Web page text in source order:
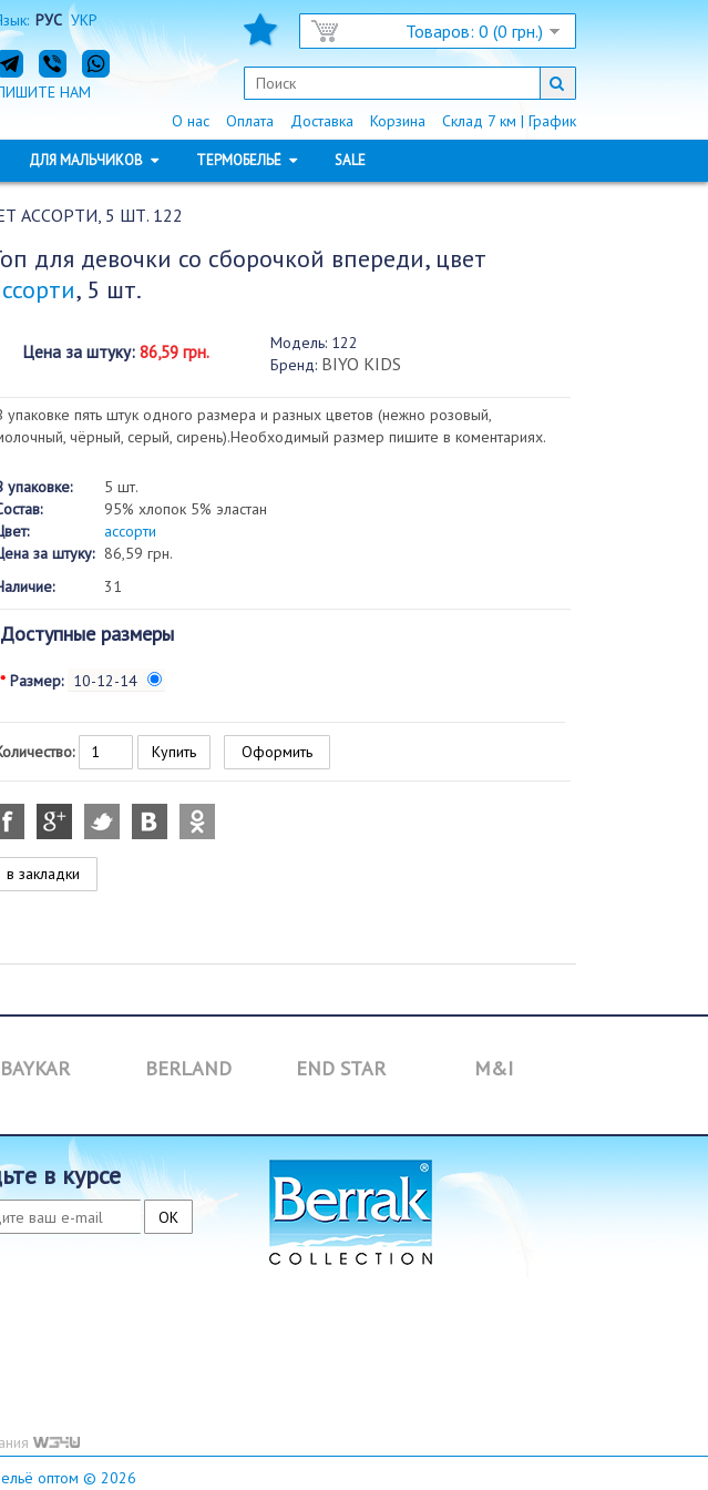
РУС УКР Товаров: 0 (0 грн.)
НАМ
Склад 7 км | График
Корзина
Доставка
Оплата
О нас
ДЛЯ МАЛЬЧИКОВ ТЕРМОБЕЛЬЁ SALE
АССОРТИ, 5 ШТ. 122
для девочки со сборочкой впереди, цвет
, 5 шт.
Цена за штуку: 86,59 грн. Модель:122
Бренд: BIYO KIDS
упаковке пять штук одного размера и разных цветов (нежно розовый,
чёрный, серый, сирень).Необходимый размер пишите в коментариях.
упаковке:
5 шт.
95% хлопок 5% эластан
ассорти
за штуку: 86,59 грн.
31
Доступные размеры
* Размер: 10-12-14
Оформить
в закладки
BAYKAR BERLAND END STAR M&I
в курсе
оптом © 2026